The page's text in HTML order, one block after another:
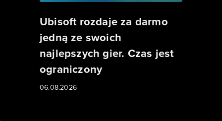
Ubisoft rozdaje za darmo
jedną ze swoich
najlepszych gier. Czas jest
ograniczony
06.08.2026